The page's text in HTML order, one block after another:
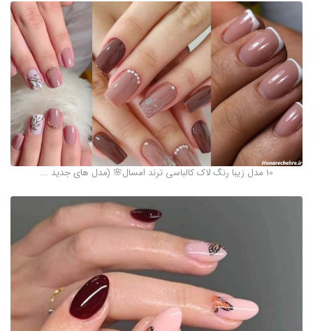
10 مدل زیبا رنگ لاک کالباسی ترند امسال🌸 (مدل های جدید ...